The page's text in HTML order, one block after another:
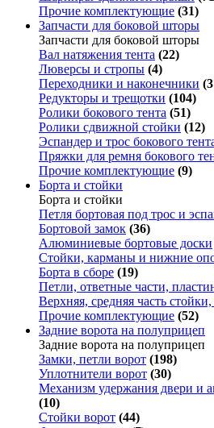
Прочие комплектующие (31)
Запчасти для боковой шторы
Запчасти для боковой шторы
Вал натяжения тента (22)
Люверсы и стропы (4)
Переходники и наконечники
Редукторы и трещотки (104)
Ролики бокового тента (51)
Ролики сдвижной стойки (12)
Эспандер и трос бокового
Пряжки для ремня бокового
Прочие комплектующие (9)
Борта и стойки
Борта и стойки
Петля бортовая под трос и
Бортовой замок (36)
Алюминиевые бортовые доски
Стойки, карманы и нижние
Борта в сборе (19)
Петли, ответные части,
Верхняя, средняя часть
Прочие комплектующие (52)
Задние ворота на полуприцеп
Задние ворота на полуприцеп
Замки, петли ворот (198)
Уплотнители ворот (30)
Механизм удержания двери и
(10)
Стойки ворот (44)